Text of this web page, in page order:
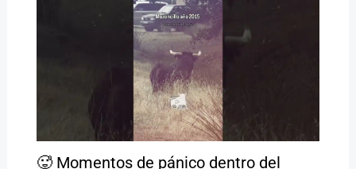
🥵 Momentos de pánico dentro del